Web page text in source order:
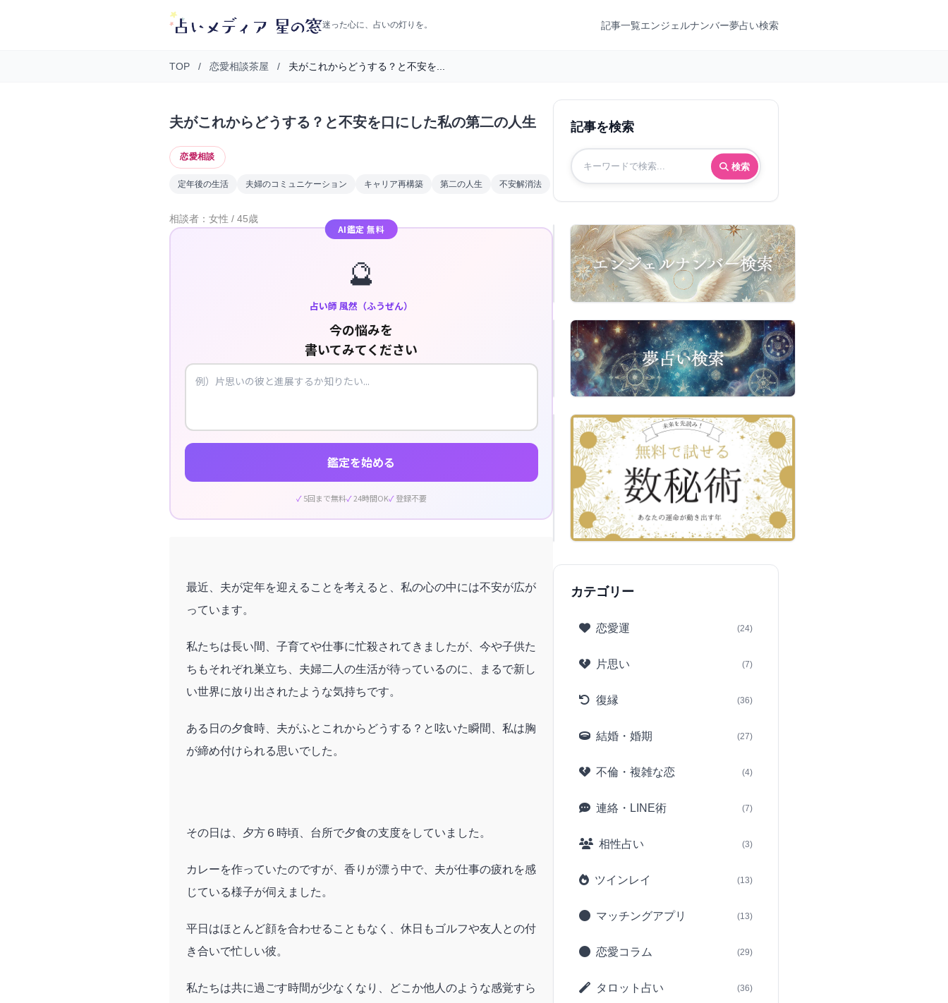
迷った心に、占いの灯りを。 記事一覧エンジェルナンバー夢占い検索
TOP / 恋愛相談茶屋 / 夫がこれからどうする？と不安を...
夫がこれからどうする？と不安を口にした私の第二の人生
恋愛相談
定年後の生活 夫婦のコミュニケーション キャリア再構築 第二の人生 不安解消法
相談者：女性 / 45歳
AI鑑定 無料
🔮
占い師 風然（ふうぜん）
今の悩みを
書いてみてください
鑑定を始める
5回まで無料 24時間OK 登録不要
最近、夫が定年を迎えることを考えると、私の心の中には不安が広が
っています。
私たちは長い間、子育てや仕事に忙殺されてきましたが、今や子供た
ちもそれぞれ巣立ち、夫婦二人の生活が待っているのに、まるで新し
い世界に放り出されたような気持ちです。
ある日の夕食時、夫がふとこれからどうする？と呟いた瞬間、私は胸
が締め付けられる思いでした。
その日は、夕方６時頃、台所で夕食の支度をしていました。
カレーを作っていたのですが、香りが漂う中で、夫が仕事の疲れを感
じている様子が伺えました。
平日はほとんど顔を合わせることもなく、休日もゴルフや友人との付
き合いで忙しい彼。
私たちは共に過ごす時間が少なくなり、どこか他人のような感覚すら
記事を検索
検索
カテゴリー
恋愛運 (24)
片思い (7)
復縁 (36)
結婚・婚期 (27)
不倫・複雑な恋 (4)
連絡・LINE術 (7)
相性占い (3)
ツインレイ (13)
マッチングアプリ (13)
恋愛コラム (29)
タロット占い (36)